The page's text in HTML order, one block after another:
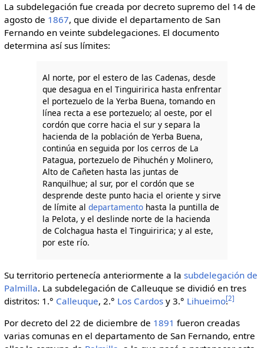
La subdelegación fue creada por decreto supremo del 14 de
agosto de 1867, que divide el departamento de San
Fernando en veinte subdelegaciones. El documento
determina así sus límites:
Al norte, por el estero de las Cadenas, desde
que desagua en el Tinguiririca hasta enfrentar
el portezuelo de la Yerba Buena, tomando en
línea recta a ese portezuelo; al oeste, por el
cordón que corre hacia el sur y separa la
hacienda de la población de Yerba Buena,
continúa en seguida por los cerros de La
Patagua, portezuelo de Pihuchén y Molinero,
Alto de Cañeten hasta las juntas de
Ranquilhue; al sur, por el cordón que se
desprende deste punto hacia el oriente y sirve
de límite al departamentohasta la puntilla de
la Pelota, y el deslinde norte de la hacienda
de Colchagua hasta el Tinguiririca; y al este,
por este río.
Su territorio pertenecía anteriormente a la subdelegación de
Palmilla. La subdelegación de Calleuque se dividió en tres
distritos: 1.° Calleuque, 2.° Los Cardosy 3.° Lihueimo.[2]
Por decreto del 22 de diciembre de 1891 fueron creadas
varias comunas en el departamento de San Fernando, entre